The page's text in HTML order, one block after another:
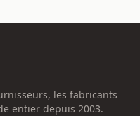
les fabricants
entier depuis 2003.